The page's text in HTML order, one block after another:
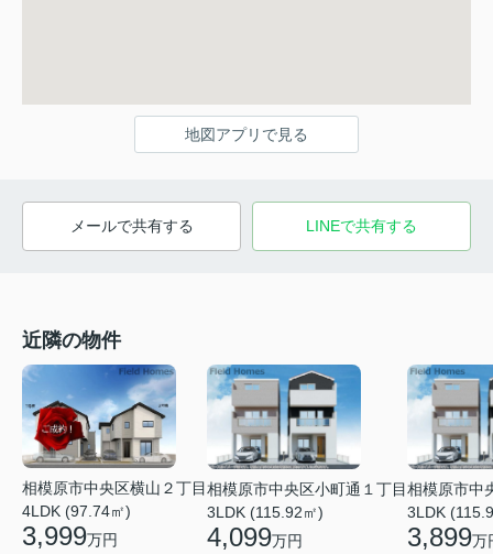
地図アプリで見る
メールで共有する LINEで共有する
近隣の物件
相模原市中央区横山２丁目
4LDK (97.74㎡)
3,999万円
相模原市中央区小町通１丁目
3LDK (115.92㎡)
4,099万円
相模原市中
3LDK
3,899万